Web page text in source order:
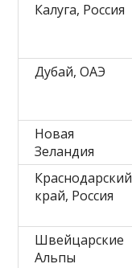
Калуга, Россия
Дубай, ОАЭ
Новая
Зеландия
Краснодарский
край, Россия
Швейцарские
Альпы